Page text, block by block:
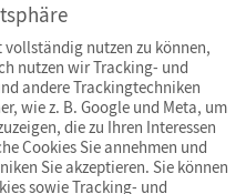
vollständig nutzen zu können,
nutzen wir Tracking- und
andere Trackingtechniken
wie z. B. Google und Meta, um
die zu Ihren Interessen
Cookies Sie annehmen und
Sie akzeptieren. Sie können
sowie Tracking- und